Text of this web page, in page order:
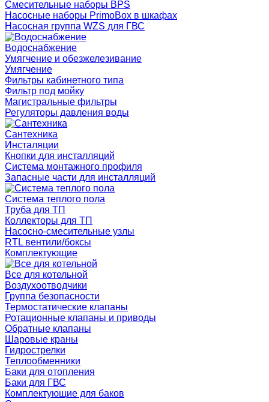
Смесительные наборы BPS
Насосные наборы PrimoBox в шкафах
Насосная группа WZS для ГВС
Водоснабжение
Умягчение и обезжелезивание
Умягчение
Фильтры кабинетного типа
Фильтр под мойку
Магистральные фильтры
Регуляторы давления воды
Сантехника
Инсталяции
Кнопки для инсталляций
Система монтажного профиля
Запасные части для инсталляций
Система теплого пола
Труба для ТП
Коллекторы для ТП
Насосно-смесительные узлы
RTL вентили/боксы
Комплектующие
Все для котельной
Воздухоотводчики
Группа безопасности
Термостатические клапаны
Ротационные клапаны и приводы
Обратные клапаны
Шаровые краны
Гидрострелки
Теплообменники
Баки для отопления
Баки для ГВС
Комплектующие для баков